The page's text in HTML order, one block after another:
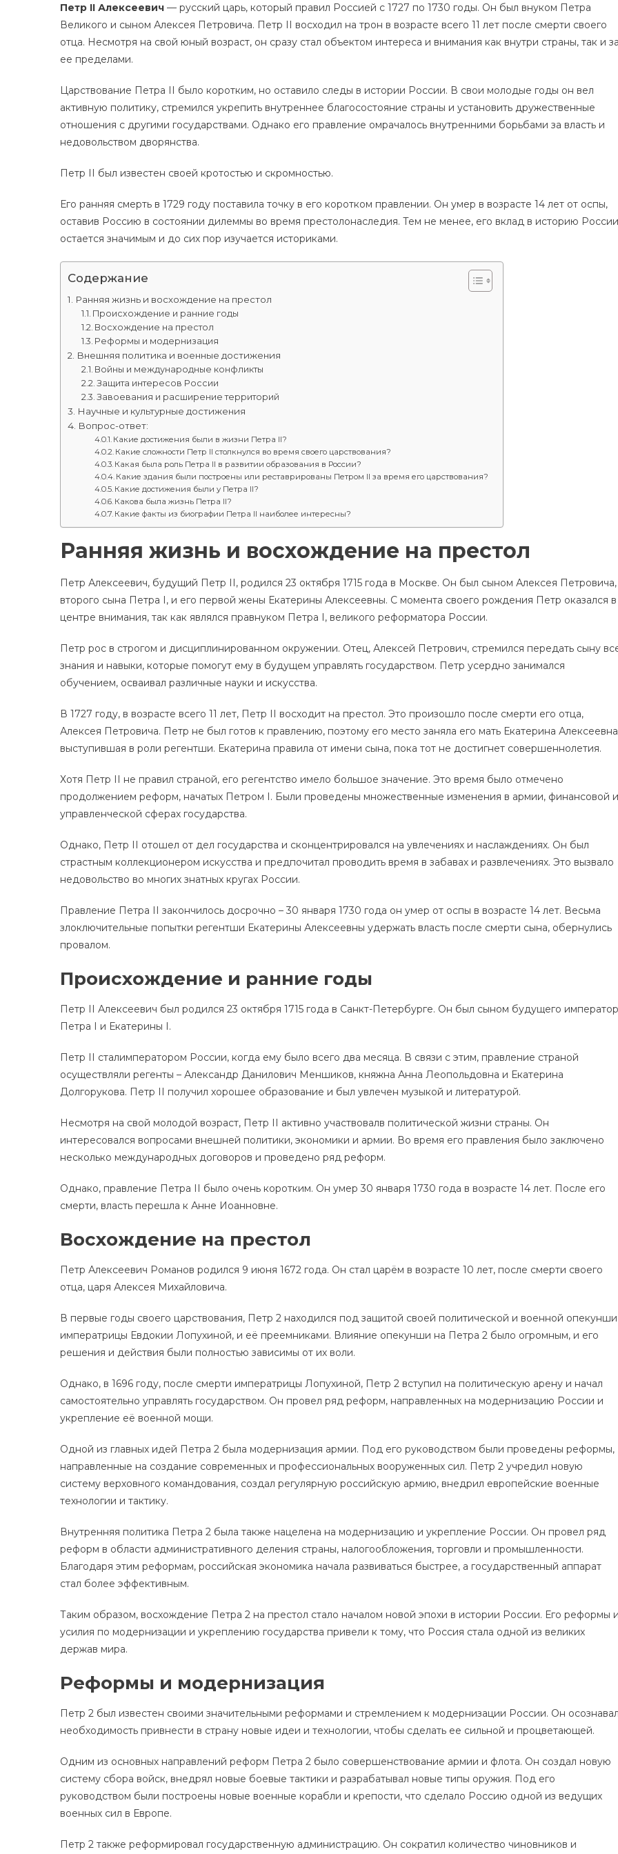
Петр II Алексеевич — русский царь, который правил Россией с 1727 по 1730 годы. Он был внуком Петра
Великого и сыном Алексея Петровича. Петр II восходил на трон в возрасте всего 11 лет после смерти своего
отца. Несмотря на свой юный возраст, он сразу стал объектом интереса и внимания как внутри страны, так и
ее пределами.
Царствование Петра II было коротким, но оставило следы в истории России. В свои молодые годы он вел
активную политику, стремился укрепить внутреннее благосостояние страны и установить дружественные
отношения с другими государствами. Однако его правление омрачалось внутренними борьбами за власть и
недовольством дворянства.
Петр II был известен своей кротостью и скромностью.
Его ранняя смерть в 1729 году поставила точку в его коротком правлении. Он умер в возрасте 14 лет от оспы,
оставив Россию в состоянии дилеммы во время престолонаследия. Тем не менее, его вклад в историю России
остается значимым и до сих пор изучается историками.
Содержание
Ранняя жизнь и восхождение на престол
Происхождение и ранние годы
Восхождение на престол
Реформы и модернизация
Внешняя политика и военные достижения
Войны и международные конфликты
Защита интересов России
Завоевания и расширение территорий
Научные и культурные достижения
Вопрос-ответ:
Какие достижения были в жизни Петра II?
Какие сложности Петр II столкнулся во время своего царствования?
Какая была роль Петра II в развитии образования в России?
Какие здания были построены или реставрированы Петром II за время его царствования?
Какие достижения были у Петра II?
Какова была жизнь Петра II?
Какие факты из биографии Петра II наиболее интересны?
Ранняя жизнь и восхождение на престол
Петр Алексеевич, будущий Петр II, родился 23 октября 1715 года в Москве. Он был сыном Алексея Петровича,
второго сына Петра I, и его первой жены Екатерины Алексеевны. С момента своего рождения Петр оказался в
центре внимания, так как являлся правнуком Петра I, великого реформатора России.
Петр рос в строгом и дисциплинированном окружении. Отец, Алексей Петрович, стремился передать сыну
знания и навыки, которые помогут ему в будущем управлять государством. Петр усердно занимался
обучением, осваивал различные науки и искусства.
В 1727 году, в возрасте всего 11 лет, Петр II восходит на престол. Это произошло после смерти его отца,
Алексея Петровича. Петр не был готов к правлению, поэтому его место заняла его мать Екатерина
выступившая в роли регентши. Екатерина правила от имени сына, пока тот не достигнет совершеннолетия.
Хотя Петр II не правил страной, его регентство имело большое значение. Это время было отмечено
продолжением реформ, начатых Петром I. Были проведены множественные изменения в армии, финансовой и
управленческой сферах государства.
Однако, Петр II отошел от дел государства и сконцентрировался на увлечениях и наслаждениях. Он был
страстным коллекционером искусства и предпочитал проводить время в забавах и развлечениях. Это вызвало
недовольство во многих знатных кругах России.
Правление Петра II закончилось досрочно – 30 января 1730 года он умер от оспы в возрасте 14 лет. Весьма
злоключительные попытки регентши Екатерины Алексеевны удержать власть после смерти сына, обернулись
провалом.
Происхождение и ранние годы
Петр II Алексеевич был родился 23 октября 1715 года в Санкт-Петербурге. Он был сыном будущего
Петра I и Екатерины I.
Петр II сталимператором России, когда ему было всего два месяца. В связи с этим, правление страной
осуществляли регенты – Александр Данилович Меншиков, княжна Анна Леопольдовна и Екатерина
Долгорукова. Петр II получил хорошее образование и был увлечен музыкой и литературой.
Несмотря на свой молодой возраст, Петр II активно участвовалв политической жизни страны. Он
интересовался вопросами внешней политики, экономики и армии. Во время его правления было заключено
несколько международных договоров и проведено ряд реформ.
Однако, правление Петра II было очень коротким. Он умер 30 января 1730 года в возрасте 14 лет. После его
смерти, власть перешла к Анне Иоанновне.
Восхождение на престол
Петр Алексеевич Романов родился 9 июня 1672 года. Он стал царём в возрасте 10 лет, после смерти своего
отца, царя Алексея Михайловича.
В первые годы своего царствования, Петр 2 находился под защитой своей политической и военной
императрицы Евдокии Лопухиной, и её преемниками. Влияние опекунши на Петра 2 было огромным, и его
решения и действия были полностью зависимы от их воли.
Однако, в 1696 году, после смерти императрицы Лопухиной, Петр 2 вступил на политическую арену и начал
самостоятельно управлять государством. Он провел ряд реформ, направленных на модернизацию России и
укрепление её военной мощи.
Одной из главных идей Петра 2 была модернизация армии. Под его руководством были проведены реформы,
направленные на создание современных и профессиональных вооруженных сил. Петр 2 учредил новую
систему верховного командования, создал регулярную российскую армию, внедрил европейские военные
технологии и тактику.
Внутренняя политика Петра 2 была также нацелена на модернизацию и укрепление России. Он провел ряд
реформ в области административного деления страны, налогообложения, торговли и промышленности.
Благодаря этим реформам, российская экономика начала развиваться быстрее, а государственный аппарат
стал более эффективным.
Таким образом, восхождение Петра 2 на престол стало началом новой эпохи в истории России. Его реформы
усилия по модернизации и укреплению государства привели к тому, что Россия стала одной из великих
держав мира.
Реформы и модернизация
Петр 2 был известен своими значительными реформами и стремлением к модернизации России. Он
необходимость привнести в страну новые идеи и технологии, чтобы сделать ее сильной и процветающей.
Одним из основных направлений реформ Петра 2 было совершенствование армии и флота. Он создал новую
систему сбора войск, внедрял новые боевые тактики и разрабатывал новые типы оружия. Под его
руководством были построены новые военные корабли и крепости, что сделало Россию одной из ведущих
военных сил в Европе.
Петр 2 также реформировал государственную администрацию. Он сократил количество чиновников и